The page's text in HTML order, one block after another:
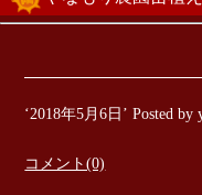
‘2018年5月6日’ Posted by
コメント(0)